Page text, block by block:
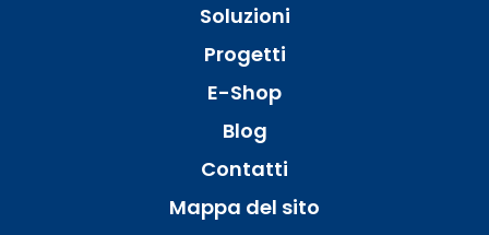
Soluzioni
Progetti
E-Shop
Blog
Contatti
Mappa del sito